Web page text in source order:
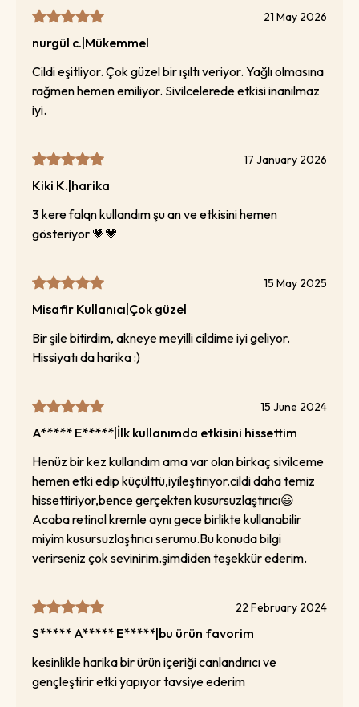
21 May 2026
nurgül c. Mükemmel
Cildi eşitliyor. Çok güzel bir ışıltı veriyor. Yağlı olmasına
rağmen hemen emiliyor. Sivilcelerede etkisi inanılmaz
iyi.
17 January 2026
Kiki K. harika
3 kere falqn kullandım şu an ve etkisini hemen
gösteriyor 💗💗
15 May 2025
Misafir Kullanıcı Çok güzel
Bir şile bitirdim, akneye meyilli cildime iyi geliyor.
Hissiyatı da harika :)
15 June 2024
A***** E***** İlk kullanımda etkisini hissettim
Henüz bir kez kullandım ama var olan birkaç sivilceme
hemen etki edip küçülttü,iyileştiriyor.cildi daha temiz
hissettiriyor,bence gerçekten kusursuzlaştırıcı😃
Acaba retinol kremle aynı gece birlikte kullanabilir
miyim kusursuzlaştırıcı serumu.Bu konuda bilgi
verirseniz çok sevinirim.şimdiden teşekkür ederim.
22 February 2024
S***** A***** E***** bu ürün favorim
kesinlikle harika bir ürün içeriği canlandırıcı ve
gençleştirir etki yapıyor tavsiye ederim